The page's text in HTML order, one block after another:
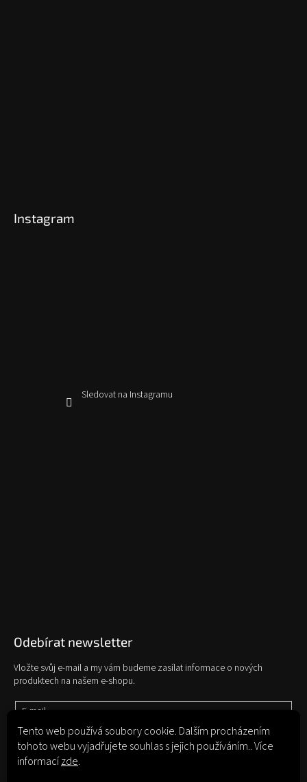
Tento web používá soubory cookie. Dalším procházením
tohoto webu vyjadřujete souhlas s jejich používáním.. Více
informacízde.
Instagram
Sledovat na Instagramu
Odebírat newsletter
Vložte svůj e-mail a my vám budeme zasílat informace o nových
produktech na našem e-shopu.
E-mail
Vložením e-mailu souhlasíte spodmínkami ochrany osobních údajů